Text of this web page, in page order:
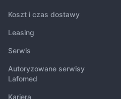
Koszt i czas dostawy
Leasing
Serwis
Autoryzowane serwisy
Lafomed
Kariera